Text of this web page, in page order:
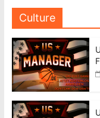
Culture